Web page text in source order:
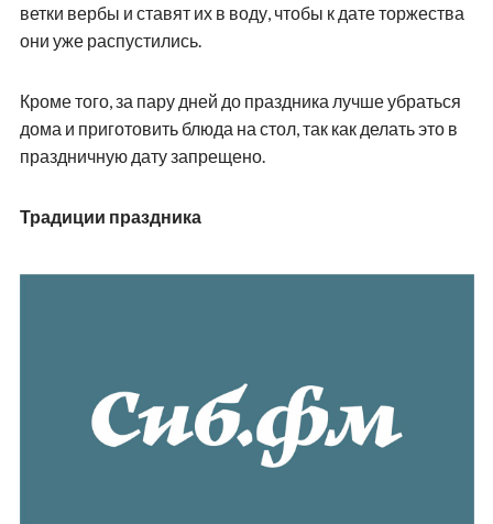
ветки вербы и ставят их в воду, чтобы к дате торжества
они уже распустились.
Кроме того, за пару дней до праздника лучше убраться
дома и приготовить блюда на стол, так как делать это в
праздничную дату запрещено.
Традиции праздника